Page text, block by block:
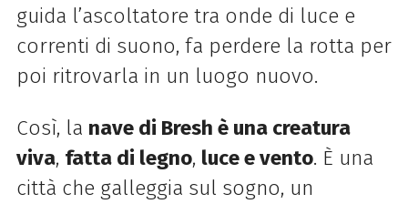
guida l’ascoltatore tra onde di luce e
correnti di suono, fa perdere la rotta per
poi ritrovarla in un luogo nuovo.
Così, la nave di Bresh è una creatura
viva, fatta di legno, luce e vento. È una
città che galleggia sul sogno, un